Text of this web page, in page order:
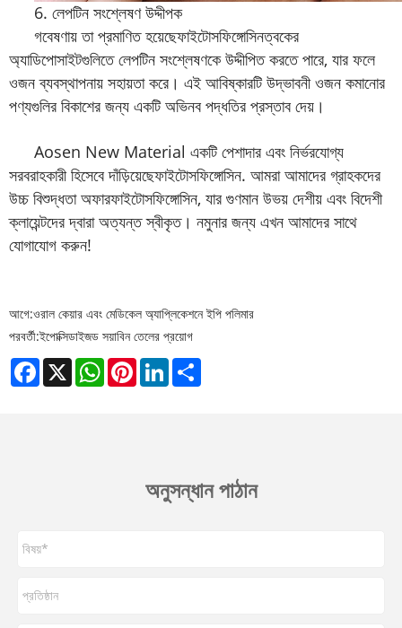
6. লেপটিন সংশ্লেষণ উদ্দীপক
গবেষণায় তা প্রমাণিত হয়েছেফাইটোসফিঙ্গোসিনত্বকের
অ্যাডিপোসাইটগুলিতে লেপটিন সংশ্লেষণকে উদ্দীপিত করতে পারে, যার ফলে
ওজন ব্যবস্থাপনায় সহায়তা করে। এই আবিষ্কারটি উদ্ভাবনী ওজন কমানোর
পণ্যগুলির বিকাশের জন্য একটি অভিনব পদ্ধতির প্রস্তাব দেয়।
Aosen New Material একটি পেশাদার এবং নির্ভরযোগ্য
সরবরাহকারী হিসেবে দাঁড়িয়েছেফাইটোসফিঙ্গোসিন. আমরা আমাদের গ্রাহকদের
উচ্চ বিশুদ্ধতা অফারফাইটোসফিঙ্গোসিন, যার গুণমান উভয় দেশীয় এবং বিদেশী
ক্লায়েন্টদের দ্বারা অত্যন্ত স্বীকৃত। নমুনার জন্য এখন আমাদের সাথে
যোগাযোগ করুন!
আগে:ওরাল কেয়ার এবং মেডিকেল অ্যাপ্লিকেশনে ইপি পলিমার
পরবর্তী:ইপোক্সিডাইজড সয়াবিন তেলের প্রয়োগ
Facebook
X WhatsAppPinterestLinkedIn
অনুসন্ধান পাঠান